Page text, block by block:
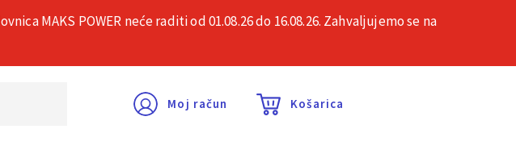
O nama Česta pitanja Kontakt
Moj račun Košarica
MAKS POWER neće raditi od 01.08.26 do 16.08.26. Zahvaljujemo se na